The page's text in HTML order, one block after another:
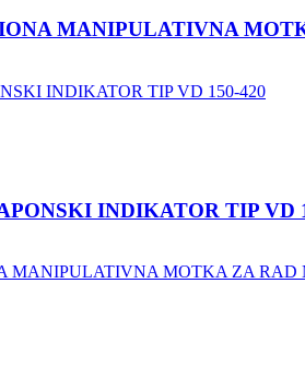
MANIPULATIVNA
INDIKATOR TIP VD